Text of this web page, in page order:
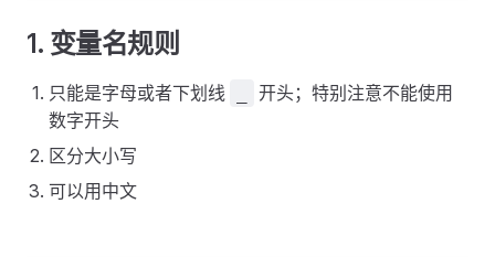
1. 变量名规则
只能是字母或者下划线
开头；特别注意不能使用
数字开头
区分大小写
可以用中文